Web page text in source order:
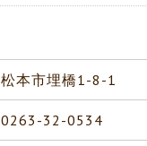
松本市埋橋1-8-1
0263-32-0534